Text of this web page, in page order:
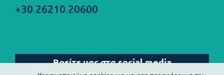
+30 26210 20600
Βρείτε μας στα social media